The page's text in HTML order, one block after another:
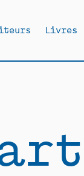
Livres